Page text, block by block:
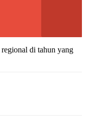
di tahun yang